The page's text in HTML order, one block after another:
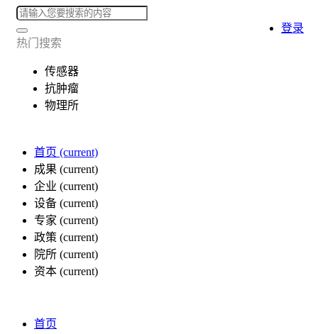
热门搜索
传感器
抗肿瘤
物理所
首页 (current)
成果 (current)
企业 (current)
设备 (current)
专家 (current)
政策 (current)
院所 (current)
资本 (current)
登录
首页